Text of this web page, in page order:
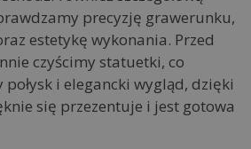
precyzję grawerunku,
estetykę wykonania. Przed
czyścimy statuetki, co
połysk i elegancki wygląd, dzięki
się przezentuje i jest gotowa